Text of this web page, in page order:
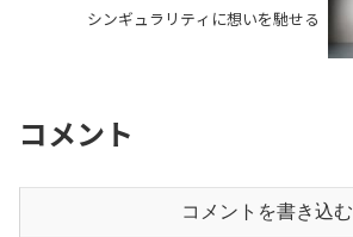
シンギュラリティに想いを馳せる
コメント
コメントを書き込む